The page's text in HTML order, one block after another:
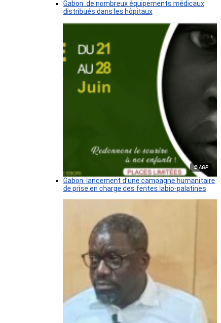
Gabon: de nombreux équipements médicaux
distribués dans les hôpitaux
© AGP
Gabon: lancement d’une campagne humanitaire
de prise en charge des fentes labio-palatines